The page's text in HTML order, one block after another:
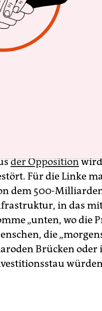
man Lars
aus. Im
in
„Das
die Menschen in
es in dieser
der Mehrheit der
der Oppositionwird
Für die Linke
dem 500-
in das
„unten, wo die
die
Brücken